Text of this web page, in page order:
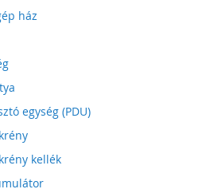
ház
egység (PDU)
kellék